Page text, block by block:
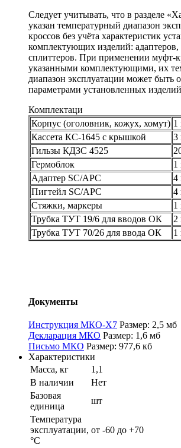
Следует учитывать, что в разделе
указан температурный диапазон
кроссов без учёта характеристик
комплектующих изделий: адаптеров,
сплиттеров. При применении муфт-
указанными комплектующими, их
диапазон эксплуатации может быть
параметрами установленных
Комплектаци
Корпус (оголовник, кожух, хомут) 1
Кассета КС-1645 с крышкой
3
Гильзы КДЗС 4525
Гермоблок
1
Адаптер SC/APC
4
Пигтейл SC/APC
4
Стяжки, маркеры
1
Трубка ТУТ 19/6 для вводов ОК
2
Трубка ТУТ 70/26 для ввода ОК
1
Документы
Инструкция МКО-Х7 Размер: 2,5 мб
Декларация МКО Размер: 1,6 мб
Письмо МКО Размер: 977,6 кб
Характеристики
Масса, кг
1,1
В наличии
Нет
Базовая
единица
шт
Температура
эксплуатации,
°С
от -60 до +70